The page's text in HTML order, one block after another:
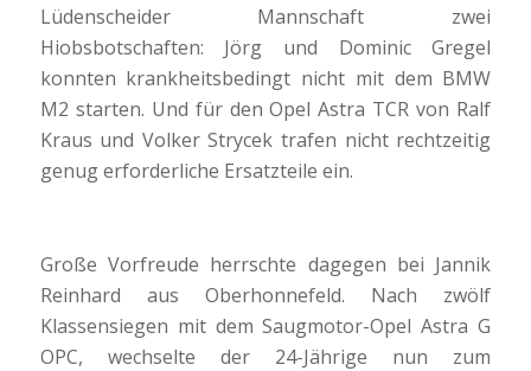
Lüdenscheider Mannschaft zwei
Hiobsbotschaften: Jörg und Dominic Gregel
konnten krankheitsbedingt nicht mit dem BMW
M2 starten. Und für den Opel Astra TCR von Ralf
Kraus und Volker Strycek trafen nicht rechtzeitig
genug erforderliche Ersatzteile ein.
Große Vorfreude herrschte dagegen bei Jannik
Reinhard aus Oberhonnefeld. Nach zwölf
Klassensiegen mit dem Saugmotor-Opel Astra G
OPC, wechselte der 24-Jährige nun zum